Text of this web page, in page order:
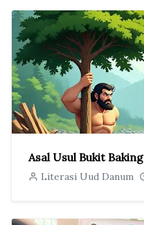
Asal Usul Bukit Baking
Literasi Uud Danum